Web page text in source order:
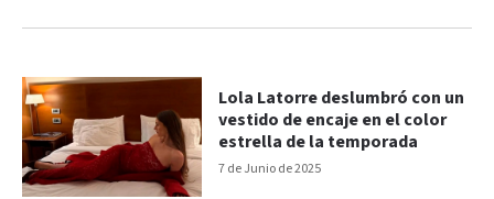
7 de Junio de 2025
Lola Latorre deslumbró con un
vestido de encaje en el color
estrella de la temporada